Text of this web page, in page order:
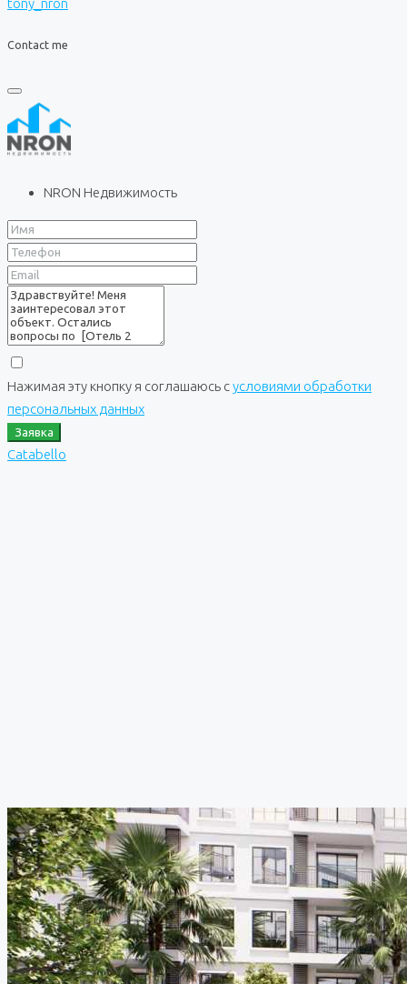
Contact me
NRON Недвижимость
Нажимая эту кнопку я соглашаюсь сусловиями обработки
персональных данных
Заявка
Catabello